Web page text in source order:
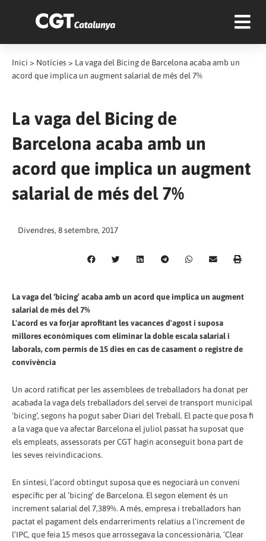
Inici > Notícies > La vaga del Bicing de Barcelona acaba amb un
acord que implica un augment salarial de més del 7%
La vaga del Bicing de
Barcelona acaba amb un
acord que implica un augment
salarial de més del 7%
Divendres, 8 setembre, 2017
La vaga del ‘bicing’ acaba amb un acord que implica un augment
salarial de més del 7%
L'acord es va forjar aprofitant les vacances d'agost i suposa
millores econòmiques com eliminar la doble escala salarial i
laborals, com permís de 15 dies en cas de casament o registre de
convivència
Un acord ratificat per les assemblees de treballadors ha donat per
acabada la vaga dels treballadors del servei de transport municipal
‘bicing’, segons ha pogut saber Diari del Treball. El pacte que posa fi
a la vaga que va afectar Barcelona el juliol passat ha suposat que
els empleats, assessorats per CGT hagin aconseguit bona part de
les seves reivindicacions.
En síntesi, l’acord obtingut suposa que es negociarà un conveni
específic per al ‘bicing’ de Barcelona. El segon element és un
increment salarial del 7,389%. A més, empresa i treballadors han
pactat el pagament dels endarreriments relatius a l’increment de
l’IPC, que feia 15 mesos que arrossegava la concessionària, ‘Clear